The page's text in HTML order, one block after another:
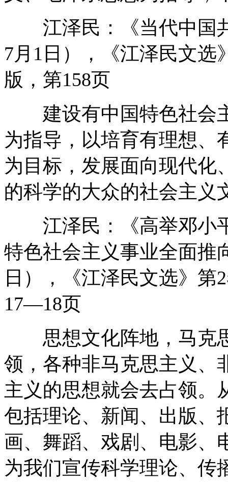
江泽民：《当代中国共
7月1日），《江泽民文选
版，第158页
建设有中国特色社会
为指导，以培育有理想、
为目标，发展面向现代化
的科学的大众的社会主义
江泽民：《高举邓小
特色社会主义事业全面推
日），《江泽民文选》第
17—18页
思想文化阵地，马克
领，各种非马克思主义、
主义的思想就会去占领。
包括理论、新闻、出版、
画、舞蹈、戏剧、电影、
为我们宣传科学理论、传